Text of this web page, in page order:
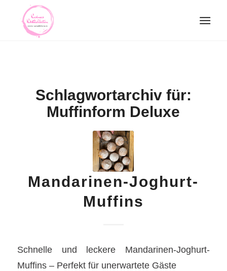
Schlagwortarchiv für:
Muffinform Deluxe
Mandarinen-Joghurt-
Muffins
Schnelle und leckere Mandarinen-Joghurt-
Muffins – Perfekt für unerwartete Gäste